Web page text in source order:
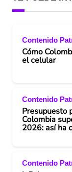
Contenido
Cómo
el celular
Contenido
Presupuesto
Colombia
2026: así ha
Contenido